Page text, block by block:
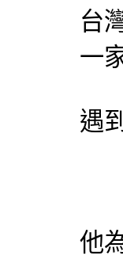
台
一
遇
他